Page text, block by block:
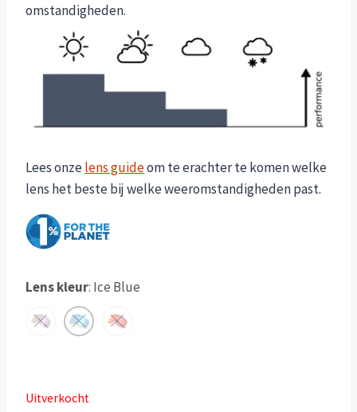
omstandigheden.
Lees onzelens guideom te erachter te komen welke
lens het beste bij welke weeromstandigheden past.
Lens kleur: Ice Blue
Uitverkocht